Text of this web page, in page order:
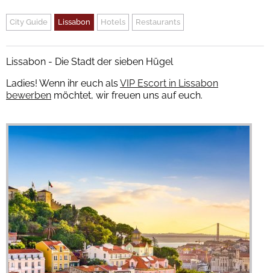
City Guide Lissabon Hotels Restaurants
Lissabon - Die Stadt der sieben Hügel
Ladies! Wenn ihr euch als VIP Escort in Lissabon
bewerben möchtet, wir freuen uns auf euch.